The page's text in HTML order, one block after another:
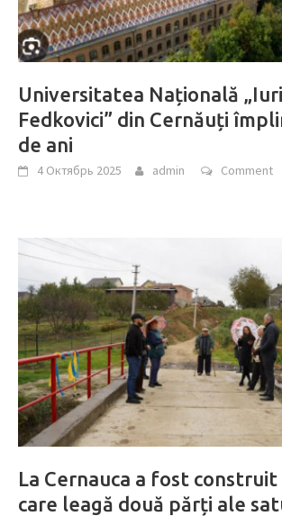
Universitatea Națională
Fedkovici” din Cernăuți
de ani
4 Октябрь 2025 admin Comment
La Cernauca a fost construit
care leagă două părți ale